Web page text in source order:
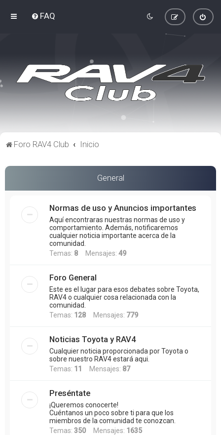
FAQ
Foro RAV4 Club Inicio
General
Normas de uso y Anuncios importantes
Aquí encontraras nuestras normas de uso y
comportamiento. Además, notificaremos
cualquier noticia importante acerca de la
comunidad.
Temas: 8 Mensajes: 49
Foro General
Este es el lugar para esos debates sobre Toyota,
RAV4 o cualquier cosa relacionada con la
comunidad.
Temas: 128 Mensajes: 779
Noticias Toyota y RAV4
Cualquier noticia proporcionada por Toyota o
sobre nuestro RAV4 estará aqui.
Temas: 11 Mensajes: 87
Preséntate
¡Queremos conocerte!
Cuéntanos un poco sobre ti para que los
miembros de la comunidad te conozcan.
Temas: 350 Mensajes: 1635